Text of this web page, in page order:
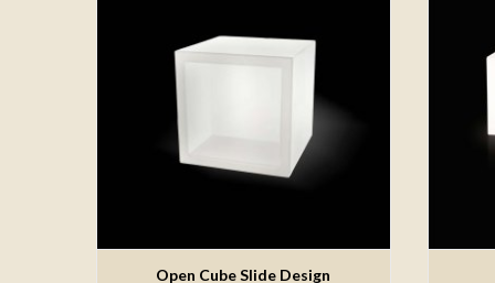
Aggiungi alla lista dei desideri
Open Cube Slide Design